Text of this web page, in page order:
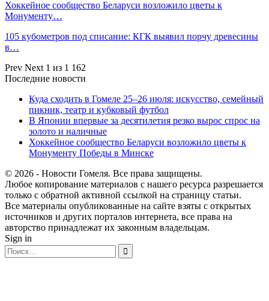
Хоккейное сообщество Беларуси возложило цветы к
Монументу…
105 кубометров под списание: КГК выявил порчу древесины
в…
Prev Next 1 из 1 162
Последние новости
Куда сходить в Гомеле 25–26 июля: искусство, семейный
пикник, театр и кубковый футбол
В Японии впервые за десятилетия резко вырос спрос на
золото и наличные
Хоккейное сообщество Беларуси возложило цветы к
Монументу Победы в Минске
© 2026 - Новости Гомеля. Все права защищены.
Любое копирование материалов с нашего ресурса разрешается
только с обратной активной ссылкой на страницу статьи.
Все материалы опубликованные на сайте взяты с открытых
источников и других порталов интернета, все права на
авторство принадлежат их законным владельцам.
Sign in